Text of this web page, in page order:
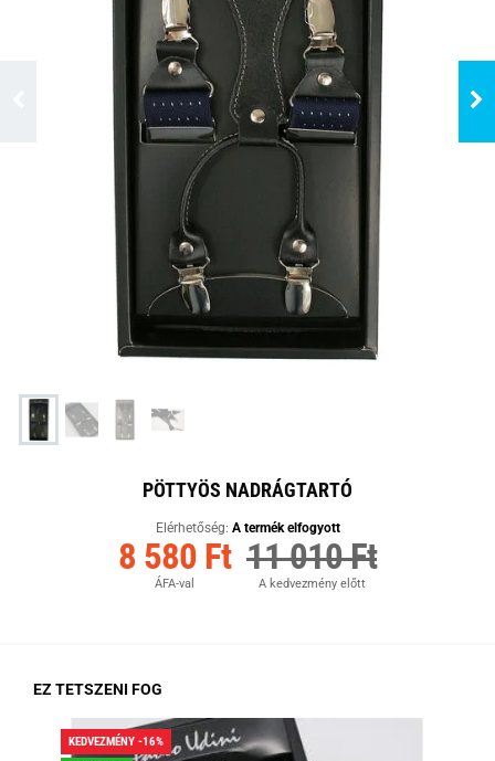
PÖTTYÖS NADRÁGTARTÓ
Elérhetőség: A termék elfogyott
8 580 Ft
ÁFA-val
11 010 Ft
A kedvezmény előtt
EZ TETSZENI FOG
KEDVEZMÉNY -16%